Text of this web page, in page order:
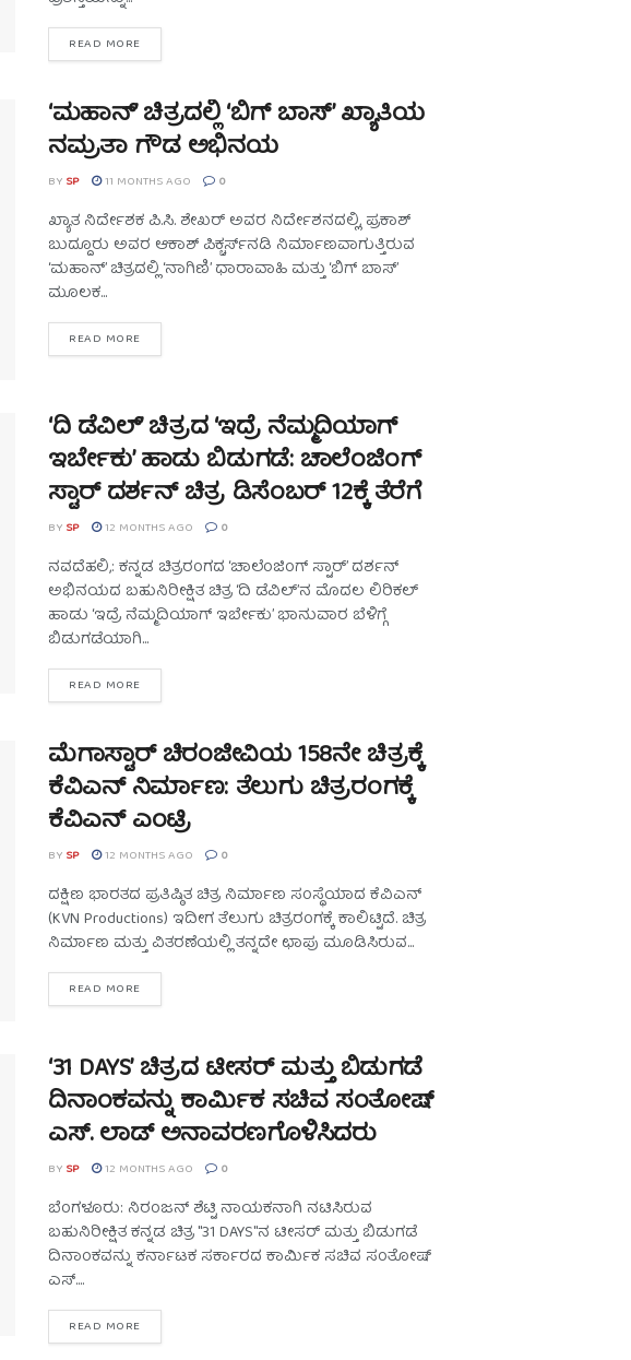
READ MORE
‘ಮಹಾನ್’ ಚಿತ್ರದಲ್ಲಿ ‘ಬಿಗ್ ಬಾಸ್’ ಖ್ಯಾತಿಯ
ನಮ್ರತಾ ಗೌಡ ಅಭಿನಯ
BY SP 11 MONTHS AGO 0
ಖ್ಯಾತ ನಿರ್ದೇಶಕ ಪಿ.ಸಿ. ಶೇಖರ್ ಅವರ ನಿರ್ದೇಶನದಲ್ಲಿ, ಪ್ರಕಾಶ್
ಬುದ್ದೂರು ಅವರ ಆಕಾಶ್ ಪಿಕ್ಚರ್ಸ್‌ನಡಿ ನಿರ್ಮಾಣವಾಗುತ್ತಿರುವ
‘ಮಹಾನ್’ ಚಿತ್ರದಲ್ಲಿ ‘ನಾಗಿಣಿ’ ಧಾರಾವಾಹಿ ಮತ್ತು ‘ಬಿಗ್ ಬಾಸ್’
ಮೂಲಕ...
READ MORE
‘ದಿ ಡೆವಿಲ್’ ಚಿತ್ರದ ‘ಇದ್ರೆ ನೆಮ್ಮದಿಯಾಗ್
ಇರ್ಬೇಕು’ ಹಾಡು ಬಿಡುಗಡೆ: ಚಾಲೆಂಜಿಂಗ್
ಸ್ಟಾರ್ ದರ್ಶನ್ ಚಿತ್ರ ಡಿಸೆಂಬರ್ 12ಕ್ಕೆ ತೆರೆಗೆ
BY SP 12 MONTHS AGO 0
ನವದೆಹಲಿ,: ಕನ್ನಡ ಚಿತ್ರರಂಗದ ‘ಚಾಲೆಂಜಿಂಗ್ ಸ್ಟಾರ್’ ದರ್ಶನ್
ಅಭಿನಯದ ಬಹುನಿರೀಕ್ಷಿತ ಚಿತ್ರ ‘ದಿ ಡೆವಿಲ್’ನ ಮೊದಲ ಲಿರಿಕಲ್
ಹಾಡು ‘ಇದ್ರೆ ನೆಮ್ಮದಿಯಾಗ್ ಇರ್ಬೇಕು’ ಭಾನುವಾರ ಬೆಳಿಗ್ಗೆ
ಬಿಡುಗಡೆಯಾಗಿ...
READ MORE
ಮೆಗಾಸ್ಟಾರ್ ಚಿರಂಜೀವಿಯ 158ನೇ ಚಿತ್ರಕ್ಕೆ
ಕೆವಿಎನ್ ನಿರ್ಮಾಣ: ತೆಲುಗು ಚಿತ್ರರಂಗಕ್ಕೆ
ಕೆವಿಎನ್ ಎಂಟ್ರಿ
BY SP 12 MONTHS AGO 0
ದಕ್ಷಿಣ ಭಾರತದ ಪ್ರತಿಷ್ಠಿತ ಚಿತ್ರ ನಿರ್ಮಾಣ ಸಂಸ್ಥೆಯಾದ ಕೆವಿಎನ್
(KVN Productions) ಇದೀಗ ತೆಲುಗು ಚಿತ್ರರಂಗಕ್ಕೆ ಕಾಲಿಟ್ಟಿದೆ. ಚಿತ್ರ
ನಿರ್ಮಾಣ ಮತ್ತು ವಿತರಣೆಯಲ್ಲಿ ತನ್ನದೇ ಛಾಪು ಮೂಡಿಸಿರುವ...
READ MORE
‘31 DAYS’ ಚಿತ್ರದ ಟೀಸರ್ ಮತ್ತು ಬಿಡುಗಡೆ
ದಿನಾಂಕವನ್ನು ಕಾರ್ಮಿಕ ಸಚಿವ ಸಂತೋಷ್
ಎಸ್. ಲಾಡ್ ಅನಾವರಣಗೊಳಿಸಿದರು
BY SP 12 MONTHS AGO 0
ಬೆಂಗಳೂರು: ನಿರಂಜನ್ ಶೆಟ್ಟಿ ನಾಯಕನಾಗಿ ನಟಿಸಿರುವ
ಬಹುನಿರೀಕ್ಷಿತ ಕನ್ನಡ ಚಿತ್ರ "31 DAYS"ನ ಟೀಸರ್ ಮತ್ತು ಬಿಡುಗಡೆ
ದಿನಾಂಕವನ್ನು ಕರ್ನಾಟಕ ಸರ್ಕಾರದ ಕಾರ್ಮಿಕ ಸಚಿವ ಸಂತೋಷ್
ಎಸ್....
READ MORE